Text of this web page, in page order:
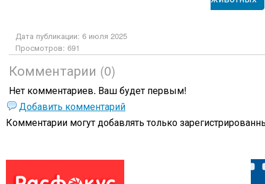
Дата публикации: 6 июля 2025
Просмотров: 691
Комментарии (0)
Нет комментариев. Ваш будет первым!
Добавить комментарий
Комментарии могут добавлять только